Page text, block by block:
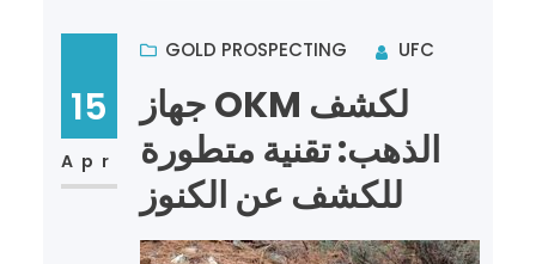
15
Apr
GOLD PROSPECTING UFC
جهاز OKM لكشف
الذهب: تقنية متطورة
للكشف عن الكنوز